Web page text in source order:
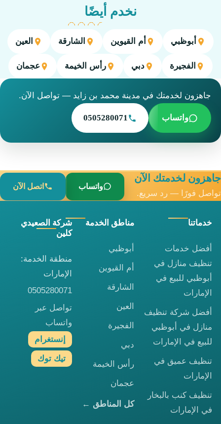
نخدم أيضًا
أبوظبي أم القيوين الشارقة العين
الفجيرة دبي رأس الخيمة عجمان
جاهزون لخدمتك في مدينة محمد بن زايد — تواصل الآن.
واتساب 0505280071
جاهزون لخدمتك الآن
تواصل فورًا — رد سريع.
واتساب اتصل الآن
خدماتنا
أفضل خدمات
تنظيف منازل في
أبوظبي للبيع في
الإمارات
أفضل شركة تنظيف
منازل في أبوظبي
للبيع في الإمارات
تنظيف عميق في
الإمارات
تنظيف كنب بالبخار
في الإمارات
مناطق الخدمة
أبوظبي
أم القيوين
الشارقة
العين
الفجيرة
دبي
رأس الخيمة
عجمان
كل المناطق ←
شركة الصعيدي
كلين
منطقة الخدمة:
الإمارات
0505280071
تواصل عبر
واتساب
إنستغرام
تيك توك